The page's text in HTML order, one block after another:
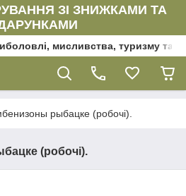
ЗІ ЗНИЖКАМИ ТА
мисливства, туризму та
рыбацке (робочі).
(робочі).